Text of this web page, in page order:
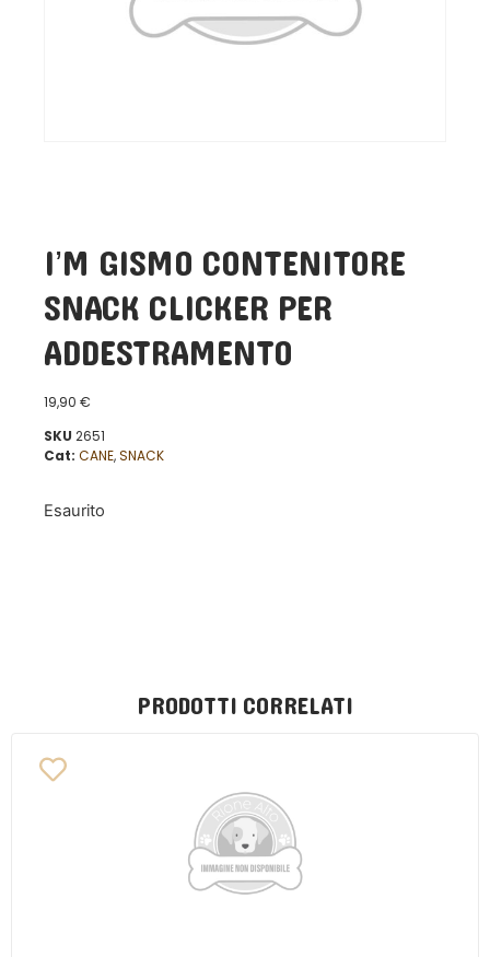
I’M GISMO CONTENITORE
SNACK CLICKER PER
ADDESTRAMENTO
19,90 €
SKU 2651
Cat: CANE,SNACK
Esaurito
PRODOTTI CORRELATI